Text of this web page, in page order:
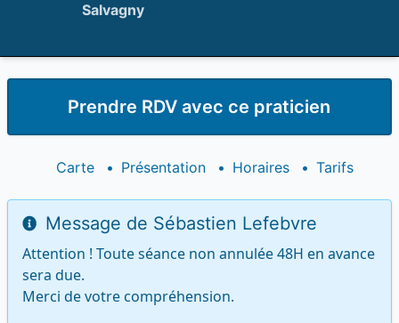
Salvagny
Prendre RDV avec ce praticien
Carte • Présentation • Horaires • Tarifs
Message de Sébastien Lefebvre
Attention ! Toute séance non annulée 48H en avance
sera due.
Merci de votre compréhension.